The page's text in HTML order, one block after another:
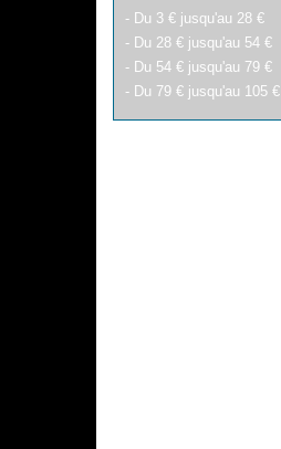
- Du 3 € jusqu'au 28 €
- Du 28 € jusqu'au 54 €
- Du 54 € jusqu'au 79 €
- Du 79 € jusqu'au 105 €